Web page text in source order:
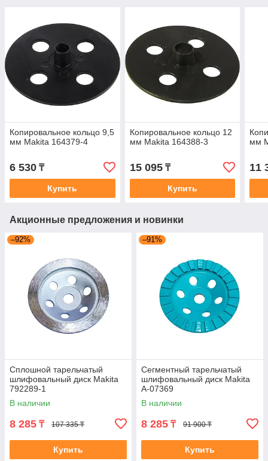
Копировальное кольцо 9,5
мм Makita 164379-4
6 530 ₸
Купить
Копировальное кольцо 12
мм Makita 164388-3
15 095₸
Купить
мм
11
Акционные предложения и новинки
–92%
Сплошной тарельчатый
шлифовальный диск Makita
792289-1
В наличии
8 285 ₸ 107 335 ₸
Купить
–91%
Сегментный тарельчатый
шлифовальный диск Makita
A-07369
В наличии
8 285 ₸ 91 900 ₸
Купить